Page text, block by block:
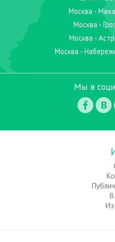
Москва -
Москва -
Москва -
Москва -
Мы в